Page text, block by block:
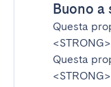
Buono a
Questa
Questa